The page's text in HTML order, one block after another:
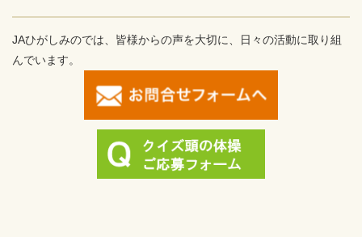
JAひがしみのでは、皆様からの声を大切に、日々の活動に取り組
んでいます。